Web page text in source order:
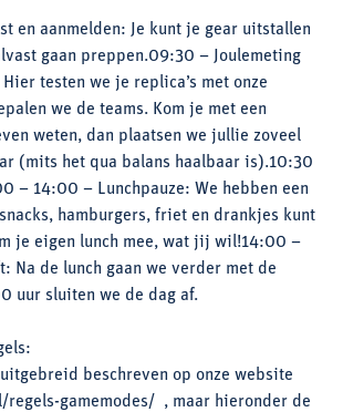
en aanmelden: Je kunt je gear uitstallen
gaan preppen.09:30 – Joulemeting
testen we je replica’s met onze
we de teams. Kom je met een
weten, dan plaatsen we jullie zoveel
(mits het qua balans haalbaar is).10:30
– 14:00 – Lunchpauze: We hebben een
hamburgers, friet en drankjes kunt
je eigen lunch mee, wat jij wil!14:00 –
Na de lunch gaan we verder met de
uur sluiten we de dag af.
beschreven op onze website
regels-gamemodes/ , maar hieronder de